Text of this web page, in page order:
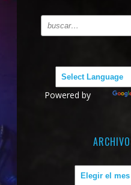
Powered by
Archivos